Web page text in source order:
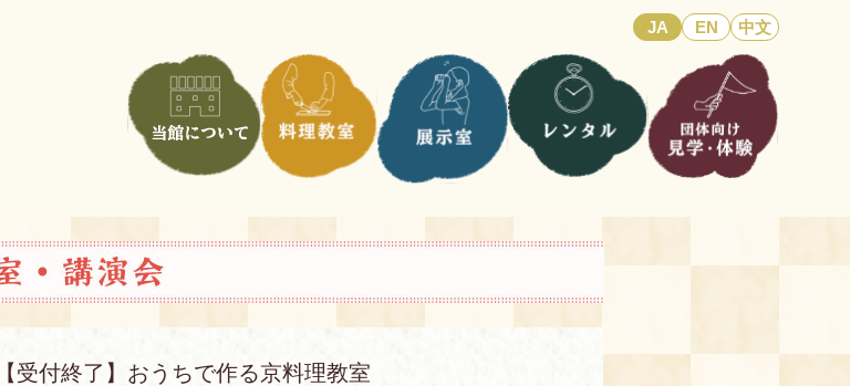
JA EN 中文
【受付終了】おうちで作る京料理教室